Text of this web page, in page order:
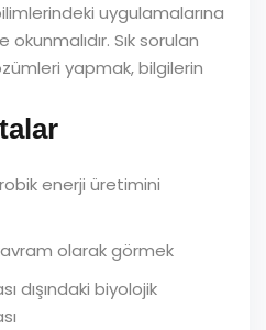
uygulamalarına
Sık sorulan
yapmak, bilgilerin
enerji üretimini
olarak görmek
dışındaki biyolojik